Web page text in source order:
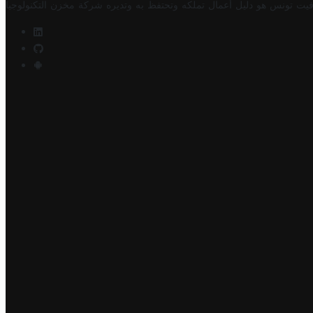
تونس هو دليل أعمال تملكه وتحتفظ به وتديره شركة مخزن التكنولوجيا